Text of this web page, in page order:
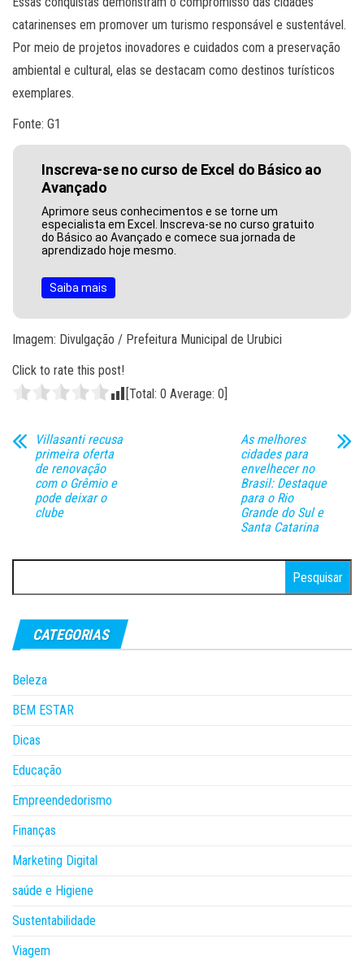
catarinenses em promover um turismo responsável e sustentável.
Por meio de projetos inovadores e cuidados com a preservação
ambiental e cultural, elas se destacam como destinos turísticos
exemplares.
Fonte: G1
Inscreva-se no curso de Excel do Básico ao
Avançado
Aprimore seus conhecimentos e se torne um
especialista em Excel. Inscreva-se no curso gratuito
do Básico ao Avançado e comece sua jornada de
aprendizado hoje mesmo.
Saiba mais
Imagem: Divulgação / Prefeitura Municipal de Urubici
Click to rate this post!
[Total: 0 Average: 0]
Villasanti recusa
primeira oferta
de renovação
com o Grêmio e
pode deixar o
clube
As melhores
cidades para
envelhecer no
Brasil: Destaque
para o Rio
Grande do Sul e
Santa Catarina
por:
CATEGORIAS
Beleza
BEM ESTAR
Dicas
Educação
Empreendedorismo
Finanças
Marketing Digital
saúde e Higiene
Sustentabilidade
Viagem